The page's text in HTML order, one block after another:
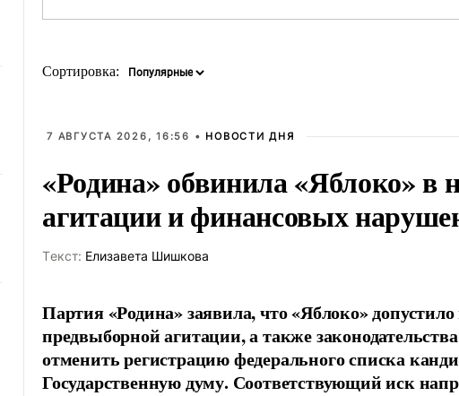
Сортировка:
7 АВГУСТА 2026, 16:56 • НОВОСТИ ДНЯ
«Родина» обвинила «Яблоко» в
агитации и финансовых
Tекст: Елизавета Шишкова
Партия «Родина» заявила, что «Яблоко»
предвыборной агитации, а также
отменить регистрацию федерального списка
Государственную думу. Соответствующий иск